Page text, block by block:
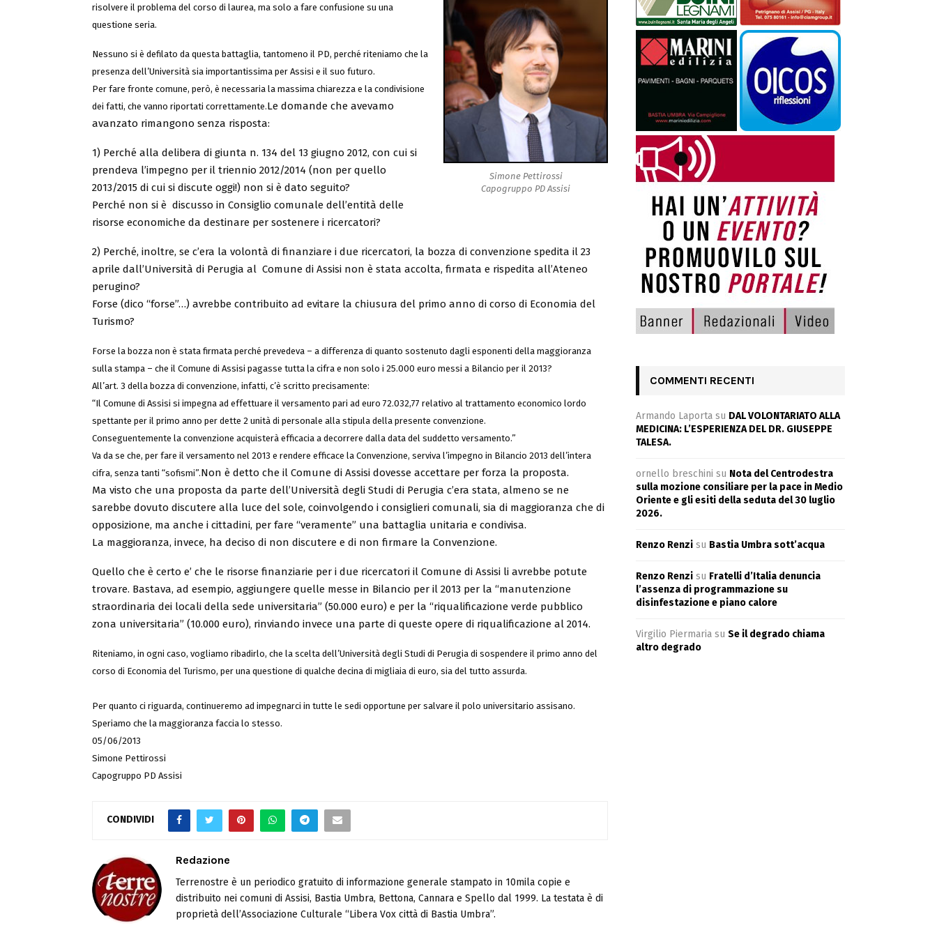
Simone Pettirossi
Capogruppo PD Assisi
risolvere il problema del corso di laurea, ma solo a fare confusione su una
questione seria.
Nessuno si è defilato da questa battaglia, tantomeno il PD, perché riteniamo che la
presenza dell’Università sia importantissima per Assisi e il suo futuro.
Per fare fronte comune, però, è necessaria la massima chiarezza e la condivisione
dei fatti, che vanno riportati correttamente.Le domande che avevamo
avanzato rimangono senza risposta:
1) Perché alla delibera di giunta n. 134 del 13 giugno 2012, con cui si
prendeva l’impegno per il triennio 2012/2014 (non per quello
2013/2015 di cui si discute oggi!) non si è dato seguito?
Perché non si è discusso in Consiglio comunale dell’entità delle
risorse economiche da destinare per sostenere i ricercatori?
2) Perché, inoltre, se c’era la volontà di finanziare i due ricercatori, la bozza di convenzione spedita il 23
aprile dall’Università di Perugia al Comune di Assisi non è stata accolta, firmata e rispedita all’Ateneo
perugino?
Forse (dico “forse”…) avrebbe contribuito ad evitare la chiusura del primo anno di corso di Economia del
Turismo?
Forse la bozza non è stata firmata perché prevedeva – a differenza di quanto sostenuto dagli esponenti della maggioranza
sulla stampa – che il Comune di Assisi pagasse tutta la cifra e non solo i 25.000 euro messi a Bilancio per il 2013?
All’art. 3 della bozza di convenzione, infatti, c’è scritto precisamente:
“Il Comune di Assisi si impegna ad effettuare il versamento pari ad euro 72.032,77 relativo al trattamento economico lordo
spettante per il primo anno per dette 2 unità di personale alla stipula della presente convenzione.
Conseguentemente la convenzione acquisterà efficacia a decorrere dalla data del suddetto versamento.”
Va da se che, per fare il versamento nel 2013 e rendere efficace la Convenzione, serviva l’impegno in Bilancio 2013 dell’intera
cifra, senza tanti “sofismi”.Non è detto che il Comune di Assisi dovesse accettare per forza la proposta.
Ma visto che una proposta da parte dell’Università degli Studi di Perugia c’era stata, almeno se ne
sarebbe dovuto discutere alla luce del sole, coinvolgendo i consiglieri comunali, sia di maggioranza che di
opposizione, ma anche i cittadini, per fare “veramente” una battaglia unitaria e condivisa.
La maggioranza, invece, ha deciso di non discutere e di non firmare la Convenzione.
Quello che è certo e’ che le risorse finanziarie per i due ricercatori il Comune di Assisi li avrebbe potute
trovare. Bastava, ad esempio, aggiungere quelle messe in Bilancio per il 2013 per la “manutenzione
straordinaria dei locali della sede universitaria” (50.000 euro) e per la “riqualificazione verde pubblico
zona universitaria” (10.000 euro), rinviando invece una parte di queste opere di riqualificazione al 2014.
Riteniamo, in ogni caso, vogliamo ribadirlo, che la scelta dell’Università degli Studi di Perugia di sospendere il primo anno del
corso di Economia del Turismo, per una questione di qualche decina di migliaia di euro, sia del tutto assurda.
Per quanto ci riguarda, continueremo ad impegnarci in tutte le sedi opportune per salvare il polo universitario assisano.
Speriamo che la maggioranza faccia lo stesso.
05/06/2013
Simone Pettirossi
Capogruppo PD Assisi
CONDIVIDI
Redazione
Terrenostre è un periodico gratuito di informazione generale stampato in 10mila copie e
distribuito nei comuni di Assisi, Bastia Umbra, Bettona, Cannara e Spello dal 1999. La testata è di
proprietà dell’Associazione Culturale “Libera Vox città di Bastia Umbra”.
COMMENTI RECENTI
Armando Laporta su DAL VOLONTARIATO ALLA
MEDICINA: L’ESPERIENZA DEL DR. GIUSEPPE
TALESA.
ornello breschini su Nota del Centrodestra
sulla mozione consiliare per la pace in Medio
Oriente e gli esiti della seduta del 30 luglio
2026.
Renzo Renzi su Bastia Umbra sott’acqua
Renzo Renzi su Fratelli d’Italia denuncia
l’assenza di programmazione su
disinfestazione e piano calore
Virgilio Piermaria su Se il degrado chiama
altro degrado